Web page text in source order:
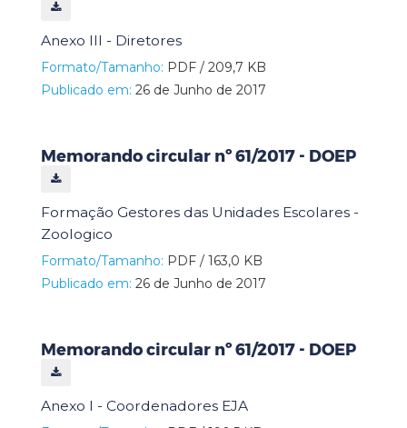
Anexo III - Diretores
Formato/Tamanho: PDF / 209,7 KB
Publicado em: 26 de Junho de 2017
Memorando circular nº 61/2017 - DOEP
Formação Gestores das Unidades Escolares -
Zoologico
Formato/Tamanho: PDF / 163,0 KB
Publicado em: 26 de Junho de 2017
Memorando circular nº 61/2017 - DOEP
Anexo I - Coordenadores EJA